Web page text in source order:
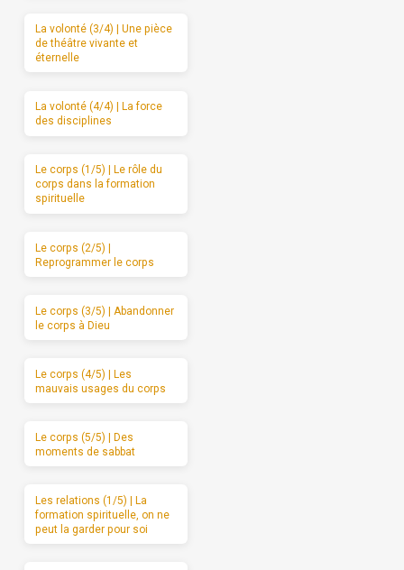
La volonté (3/4) | Une pièce
de théâtre vivante et
éternelle
La volonté (4/4) | La force
des disciplines
Le corps (1/5) | Le rôle du
corps dans la formation
spirituelle
Le corps (2/5) |
Reprogrammer le corps
Le corps (3/5) | Abandonner
le corps à Dieu
Le corps (4/5) | Les
mauvais usages du corps
Le corps (5/5) | Des
moments de sabbat
Les relations (1/5) | La
formation spirituelle, on ne
peut la garder pour soi